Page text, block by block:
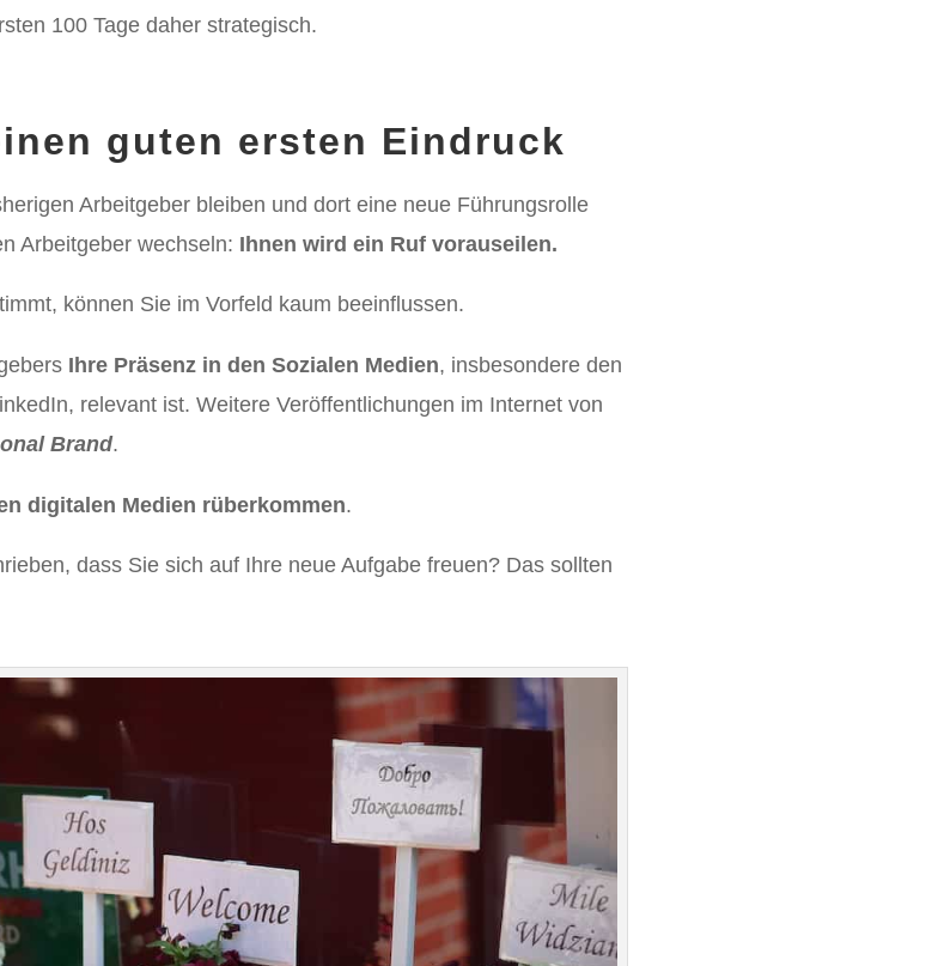
100 Tage daher strategisch.
guten ersten Eindruck
Arbeitgeber bleiben und dort eine neue Führungsrolle
Arbeitgeber wechseln: Ihnen wird ein Ruf vorauseilen.
können Sie im Vorfeld kaum beeinflussen.
Ihre Präsenz in den Sozialen Medien, insbesondere den
relevant ist. Weitere Veröffentlichungen im Internet von
Brand.
digitalen Medien rüberkommen.
dass Sie sich auf Ihre neue Aufgabe freuen? Das sollten